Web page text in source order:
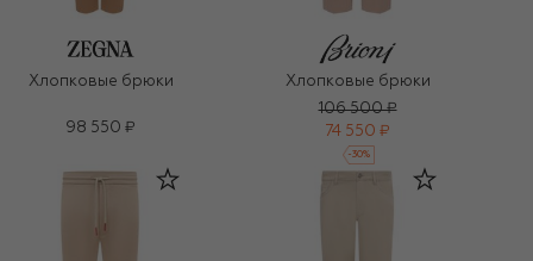
Хлопковые брюки
98 550 ₽
Хлопковые брюки
106 500 ₽
74 550 ₽
-30%